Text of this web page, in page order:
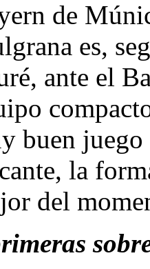
de
es,
ante el
buen juego
la
del